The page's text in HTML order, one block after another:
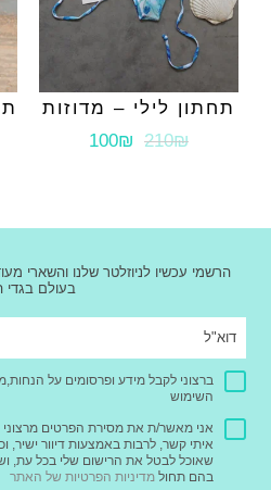
תחתון לילי – מדוזות
210₪
100₪
הרשמי עכשיו לניוזלטר שלנו והשארי
בעולם בגדי
ברצוני לקבל מידע ופרסומים על
השימוש
אני מאשר/ת את מסירת הפרטים מרצוני
איתי קשר, לרבות באמצעות דיוור ישיר,
שאוכל לבטל את הרישום שלי בכל עת,
בהם תחול מדיניות הפרטיות של האתר